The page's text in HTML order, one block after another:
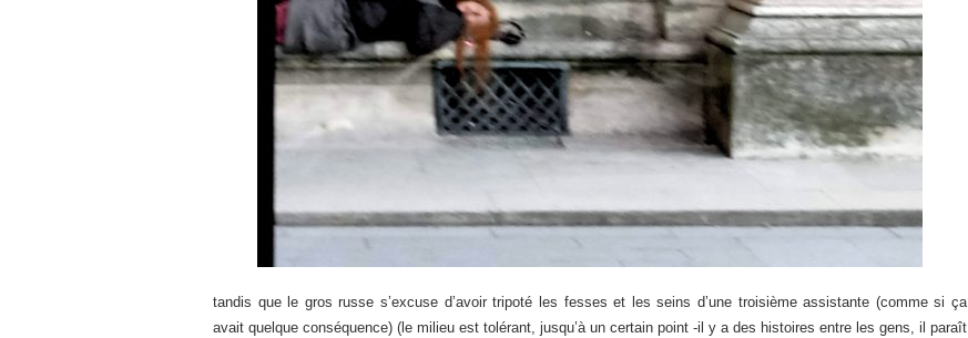
tandis que le gros russe s’excuse d’avoir tripoté les fesses et les seins d’une troisième assistante (comme si ça
avait quelque conséquence) (le milieu est tolérant, jusqu’à un certain point -il y a des histoires entre les gens, il paraît